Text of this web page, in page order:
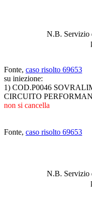
N.B. Servizio
Fonte, caso risolto 69653
su iniezione:
1) COD.P0046
CIRCUITO
non si cancella
Fonte, caso risolto 69653
N.B. Servizio